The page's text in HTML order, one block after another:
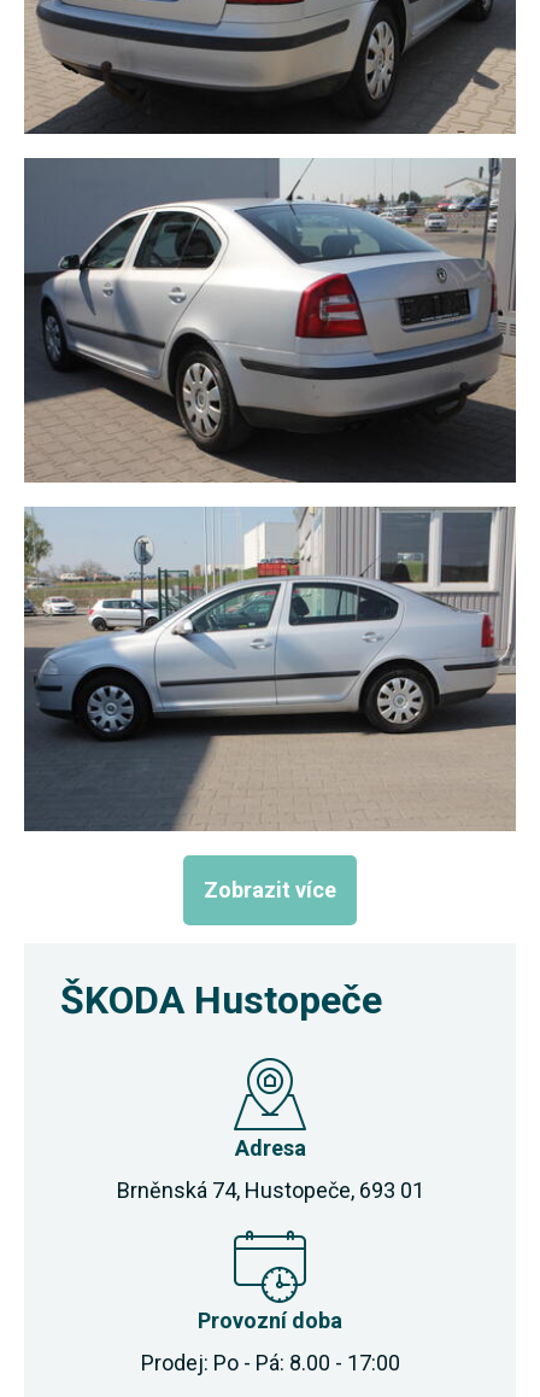
Zobrazit více
ŠKODA Hustopeče
Adresa
Brněnská 74, Hustopeče, 693 01
Provozní doba
Prodej: Po - Pá: 8.00 - 17:00